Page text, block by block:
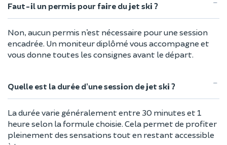
Faut-il un permis pour faire du jet ski ?
Non, aucun permis n’est nécessaire pour une session
encadrée. Un moniteur diplômé vous accompagne et
vous donne toutes les consignes avant le départ.
Quelle est la durée d’une session de jet ski ?
La durée varie généralement entre 30 minutes et 1
heure selon la formule choisie. Cela permet de profiter
pleinement des sensations tout en restant accessible